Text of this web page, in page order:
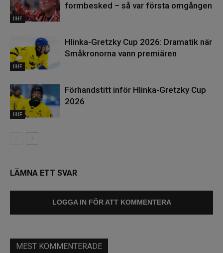
IIHF
formbesked – så var första omgången
IIHF
Hlinka-Gretzky Cup 2026: Dramatik när
Småkronorna vann premiären
IIHF
Förhandstitt inför Hlinka-Gretzky Cup
2026
LÄMNA ETT SVAR
LOGGA IN FÖR ATT KOMMENTERA
MEST KOMMENTERADE